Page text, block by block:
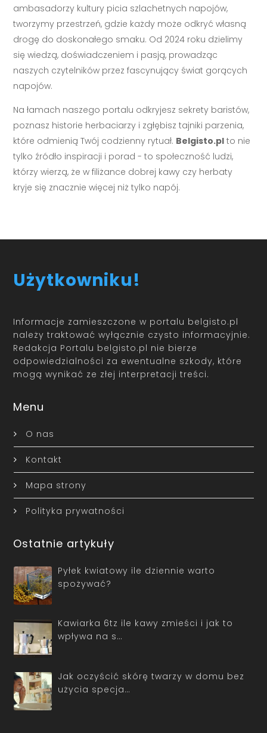
ambasadorzy kultury picia szlachetnych napojów,
tworzymy przestrzeń, gdzie każdy może odkryć własną
drogę do doskonałego smaku. Od 2024 roku dzielimy
się wiedzą, doświadczeniem i pasją, prowadząc
naszych czytelników przez fascynujący świat gorących
napojów.
Na łamach naszego portalu odkryjesz sekrety baristów,
poznasz historie herbaciarzy i zgłębisz tajniki parzenia,
które odmienią Twój codzienny rytuał. Belgisto.pl to nie
tylko źródło inspiracji i porad - to społeczność ludzi,
którzy wierzą, że w filiżance dobrej kawy czy herbaty
kryje się znacznie więcej niż tylko napój.
Użytkowniku!
Informacje zamieszczone w portalu belgisto.pl
należy traktować wyłącznie czysto informacyjnie.
Redakcja Portalu belgisto.pl nie bierze
odpowiedzialności za ewentualne szkody, które
mogą wynikać ze złej interpretacji treści.
Menu
O nas
Kontakt
Mapa strony
Polityka prywatności
Ostatnie artykuły
Pyłek kwiatowy ile dziennie warto
spożywać?
Kawiarka 6tz ile kawy zmieści i jak to
wpływa na s…
Jak oczyścić skórę twarzy w domu bez
użycia specja…